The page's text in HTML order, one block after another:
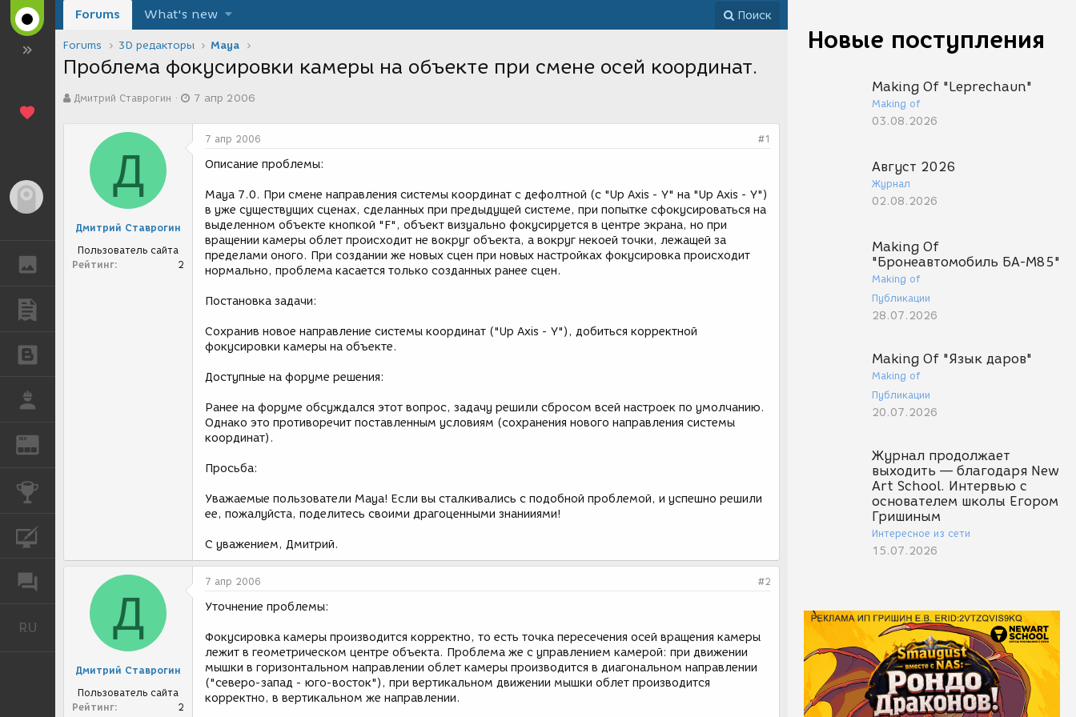
ГАЛЕРЕЯ
REN
RU Русский
Новые поступления
Making Of "Leprechaun"
Making of
03.08.2026
Август 2026
Журнал
02.08.2026
Making Of
"Бронеавтомобиль БА-М85"
Making of
Публикации
28.07.2026
Making Of "Язык даров"
Making of
Публикации
20.07.2026
Журнал продолжает
выходить — благодаря New
Art School. Интервью с
основателем школы Егором
Гришиным
Интересное из сети
15.07.2026
Forums What's new Поиск
Forums 3D редакторы Maya
Проблема фокусировки камеры на объекте при смене осей координат.
в
Дмитрий Ставрогин
а
7 апр 2006
Д
Дмитрий Ставрогин
Пользователь сайта
Рейтинг
2
7 апр 2006 #1
Описание проблемы:
Maya 7.0. При смене направления системы координат с дефолтной (с "Up Axis - Y" на "Up Axis - Y")
в уже существущих сценах, сделанных при предыдущей системе, при попытке сфокусироваться на
выделенном объекте кнопкой "F", объект визуально фокусируется в центре экрана, но при
вращении камеры облет происходит не вокруг объекта, а вокруг некоей точки, лежащей за
пределами оного. При создании же новых сцен при новых настройках фокусировка происходит
нормально, проблема касается только созданных ранее сцен.
Постановка задачи:
Сохранив новое направление системы координат ("Up Axis - Y"), добиться корректной
фокусировки камеры на объекте.
Доступные на форуме решения:
Ранее на форуме обсуждался этот вопрос, задачу решили сбросом всей настроек по умолчанию.
Однако это противоречит поставленным условиям (сохранения нового направления системы
координат).
Просьба:
Уважаемые пользователи Maya! Если вы сталкивались с подобной проблемой, и успешно решили
ее, пожалуйста, поделитесь своими драгоценными знанииями!
С уважением, Дмитрий.
Д
Дмитрий Ставрогин
Пользователь сайта
Рейтинг
2
7 апр 2006 #2
Уточнение проблемы:
Фокусировка камеры производится корректно, то есть точка пересечения осей вращения камеры
лежит в геометрическом центре объекта. Проблема же с управлением камерой: при движении
мышки в горизонтальном направлении облет камеры производится в диагональном направлении
("северо-запад - юго-восток"), при вертикальном движении мышки облет производится
корректно, в вертикальном же направлении.